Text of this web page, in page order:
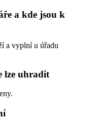
a kde jsou k
a vyplní u úřadu
lze uhradit